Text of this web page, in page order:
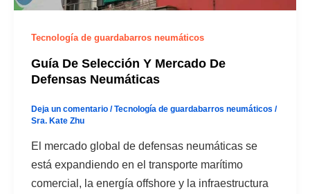
Tecnología de guardabarros neumáticos
Guía De Selección Y Mercado De
Defensas Neumáticas
Deja un comentario /Tecnología de guardabarros neumáticos /
Sra. Kate Zhu
El mercado global de defensas neumáticas se
está expandiendo en el transporte marítimo
comercial, la energía offshore y la infraestructura